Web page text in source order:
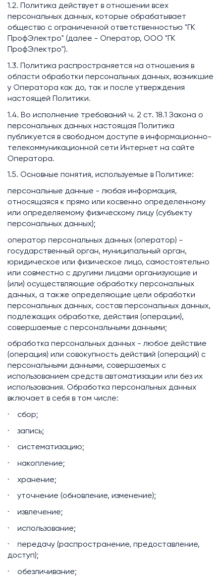
1.2. Политика действует в отношении всех
персональных данных, которые обрабатывает
общество с ограниченной ответственностью "ГК
ПрофЭлектро" (далее - Оператор, ООО "ГК
ПрофЭлектро").
1.3. Политика распространяется на отношения в
области обработки персональных данных, возникшие
у Оператора как до, так и после утверждения
настоящей Политики.
1.4. Во исполнение требований ч. 2 ст. 18.1 Закона о
персональных данных настоящая Политика
публикуется в свободном доступе в информационно-
телекоммуникационной сети Интернет на сайте
Оператора.
1.5. Основные понятия, используемые в Политике:
персональные данные - любая информация,
относящаяся к прямо или косвенно определенному
или определяемому физическому лицу (субъекту
персональных данных);
оператор персональных данных (оператор) -
государственный орган, муниципальный орган,
юридическое или физическое лицо, самостоятельно
или совместно с другими лицами организующие и
(или) осуществляющие обработку персональных
данных, а также определяющие цели обработки
персональных данных, состав персональных данных,
подлежащих обработке, действия (операции),
совершаемые с персональными данными;
обработка персональных данных - любое действие
(операция) или совокупность действий (операций) с
персональными данными, совершаемых с
использованием средств автоматизации или без их
использования. Обработка персональных данных
включает в себя в том числе:
· сбор;
· запись;
· систематизацию;
· накопление;
· хранение;
· уточнение (обновление, изменение);
· извлечение;
· использование;
· передачу (распространение, предоставление,
доступ);
· обезличивание;